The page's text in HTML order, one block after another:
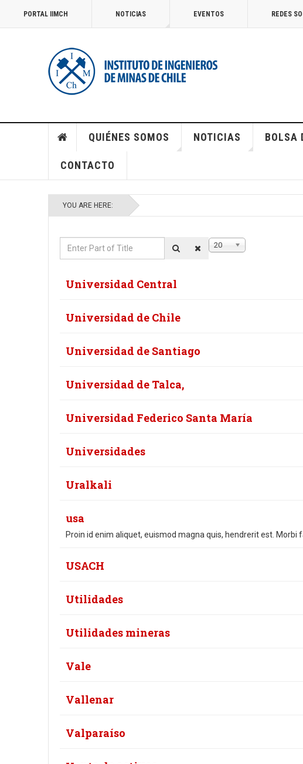
PORTAL IIMCH NOTICIAS EVENTOS REDES
QUIÉNES SOMOS NOTICIAS BOLSA
CONTACTO
YOU ARE HERE:
Enter
Part
Title
Display
20
Universidad Central
Universidad de Chile
Universidad de Santiago
Universidad de Talca,
Universidad Federico Santa María
Universidades
Uralkali
usa
Proin id enim aliquet, euismod magna quis, hendrerit est.
USACH
Utilidades
Utilidades mineras
Vale
Vallenar
Valparaíso